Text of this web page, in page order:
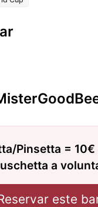
Pinsetta =
a
este